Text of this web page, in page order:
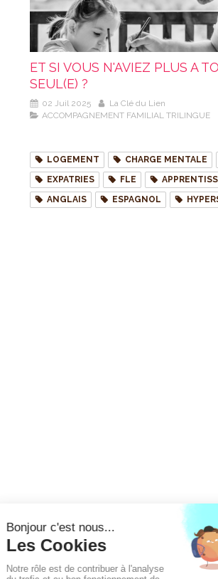
ET SI VOUS N'AVIEZ PLUS A
SEUL(E) ?
02 Juil 2025
La Clé du Lien
ACCOMPAGNEMENT FAMILIAL TRILINGUE
LOGEMENT CHARGE MENTALE
EXPATRIES
FLE
ANGLAIS
ESPAGNOL